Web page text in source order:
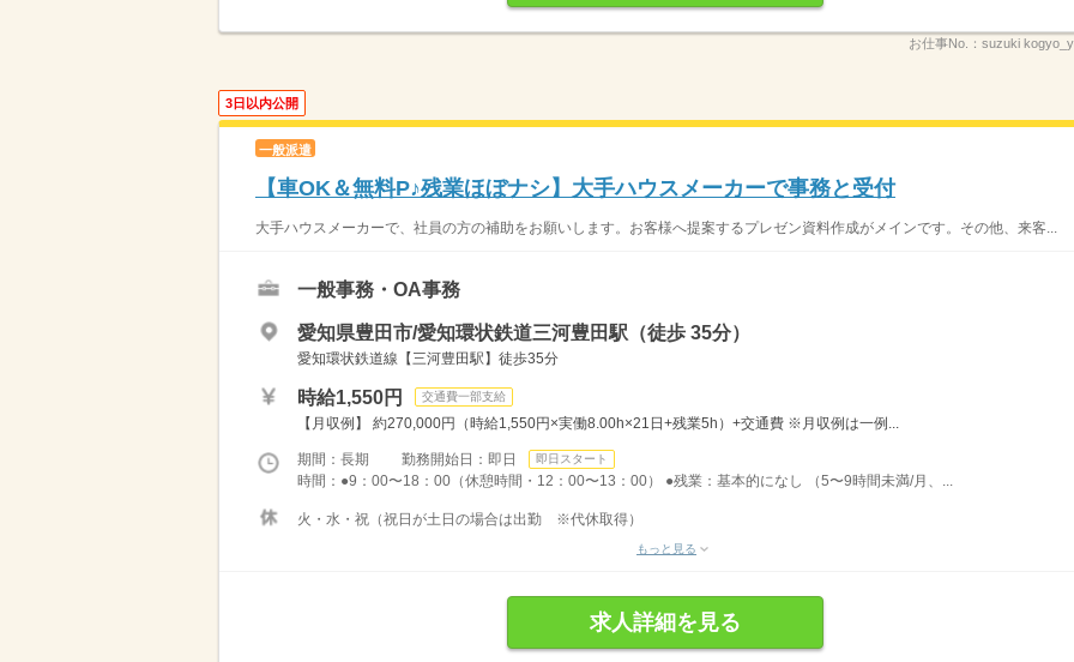
お仕事No.： suzuki
3日以内公開
一般派遣
【車OK＆無料P♪残業ほぼナシ】大手ハウスメーカーで事務と受付
大手ハウスメーカーで、社員の方の補助をお願いします。お客様へ提案するプレゼン資料作成がメインです。その他、来客...
一般事務・OA事務
愛知県豊田市/愛知環状鉄道三河豊田駅（徒歩 35分）
愛知環状鉄道線【三河豊田駅】徒歩35分
時給1,550円 交通費一部支給
【月収例】 約270,000円（時給1,550円×実働8.00h×21日+残業5h）+交通費 ※月収例は一例...
期間：長期 勤務開始日：即日 即日スタート
時間：●9：00〜18：00（休憩時間・12：00〜13：00） ●残業：基本的になし （5〜9時間未満/月、...
火・水・祝（祝日が土日の場合は出勤 ※代休取得）
もっと見る
求人詳細を見る